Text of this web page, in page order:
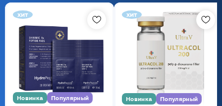
хит
Новинка Популярный
хит
Новинка Популярный